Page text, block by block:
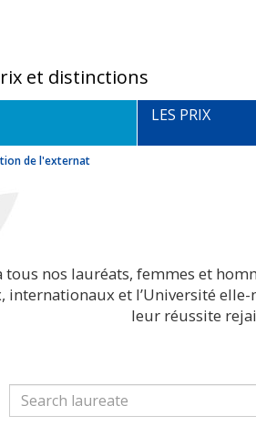
et distinctions
LES PRIX
de l'externat
tous nos lauréats, femmes et
internationaux et l’Université
leur réussite